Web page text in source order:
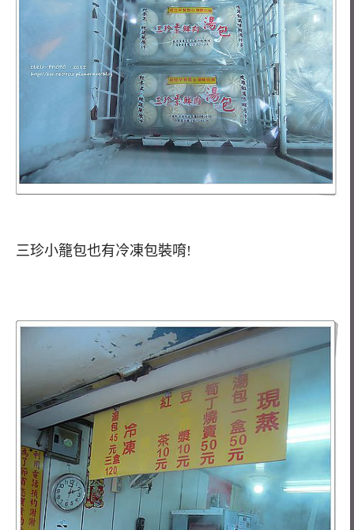
三珍小籠包也有冷凍包裝唷!